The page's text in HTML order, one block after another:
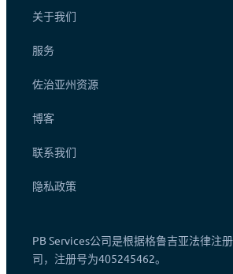
关于我们
服务
佐治亚州资源
博客
联系我们
隐私政策
PB Services公司是根据格鲁吉亚法律注
司，注册号为405245462。